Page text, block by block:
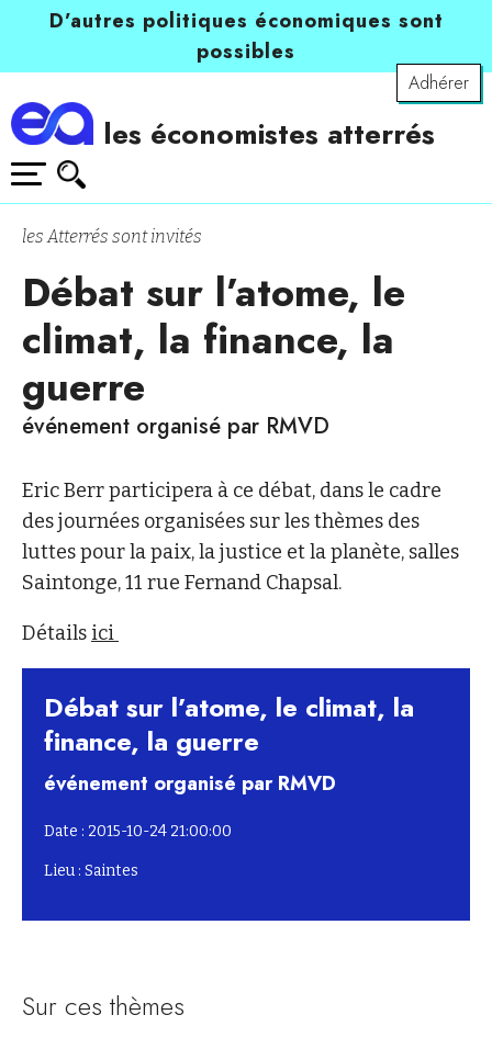
D’autres politiques économiques sont
possibles
Adhérer
les économistes atterrés
les Atterrés sont invités
Débat sur l’atome, le
climat, la finance, la
guerre
événement organisé par RMVD
Eric Berr participera à ce débat, dans le cadre
des journées organisées sur les thèmes des
luttes pour la paix, la justice et la planète, salles
Saintonge, 11 rue Fernand Chapsal.
Détails ici
Débat sur l’atome, le climat, la
finance, la guerre
événement organisé par RMVD
Date : 2015-10-24 21:00:00
Lieu : Saintes
Sur ces thèmes